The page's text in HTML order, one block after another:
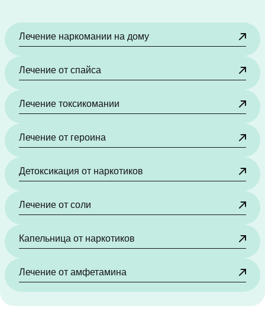
Лечение наркомании на дому
Лечение от спайса
Лечение токсикомании
Лечение от героина
Детоксикация от наркотиков
Лечение от соли
Капельница от наркотиков
Лечение от амфетамина